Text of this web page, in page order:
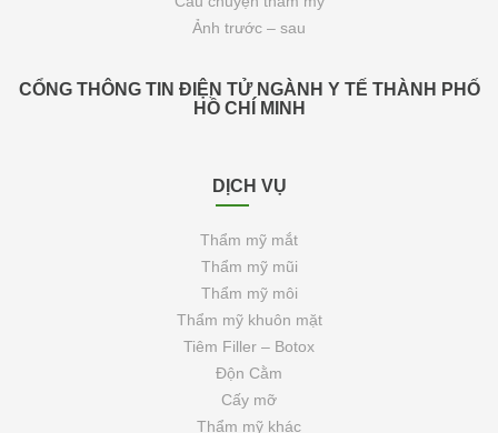
Ảnh trước – sau
CỔNG THÔNG TIN ĐIỆN TỬ NGÀNH Y TẾ THÀNH PHỐ
HỒ CHÍ MINH
DỊCH VỤ
Thẩm mỹ mắt
Thẩm mỹ mũi
Thẩm mỹ môi
Thẩm mỹ khuôn mặt
Tiêm Filler – Botox
Độn Cằm
Cấy mỡ
Thẩm mỹ khác